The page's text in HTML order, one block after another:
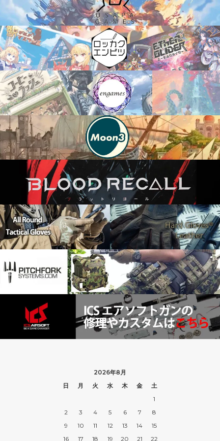
2026年8月
日
月 火 水 木 金
土
1
2
3 4 5 6 7
8
9
10 11 12 13 14
15
16
17 18 19 20 21
22